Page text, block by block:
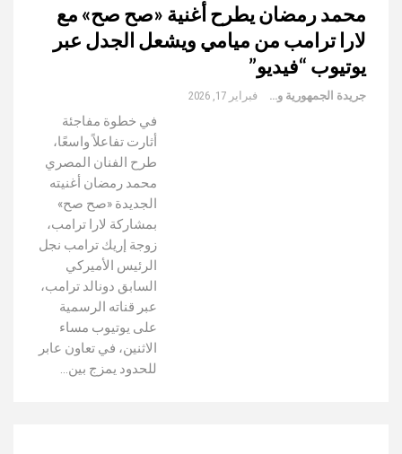
محمد رمضان يطرح أغنية «صح صح» مع
لارا ترامب من ميامي ويشعل الجدل عبر
يوتيوب “فيديو”
جريدة الجمهورية والعالم فبراير 17, 2026
في خطوة مفاجئة
أثارت تفاعلاً واسعًا،
طرح الفنان المصري
محمد رمضان أغنيته
الجديدة «صح صح»
بمشاركة لارا ترامب،
زوجة إريك ترامب نجل
الرئيس الأميركي
السابق دونالد ترامب،
عبر قناته الرسمية
على يوتيوب مساء
الاثنين، في تعاون عابر
للحدود يمزج بين…